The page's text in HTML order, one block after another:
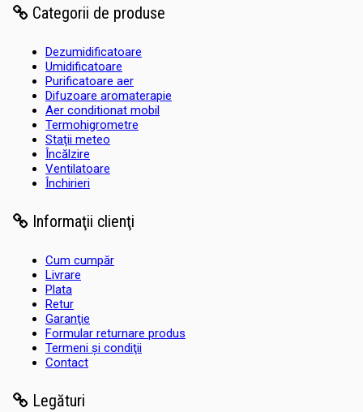
Categorii de produse
Dezumidificatoare
Umidificatoare
Purificatoare aer
Difuzoare aromaterapie
Aer conditionat mobil
Termohigrometre
Staţii meteo
Încălzire
Ventilatoare
Închirieri
Informaţii clienţi
Cum cumpăr
Livrare
Plata
Retur
Garanţie
Formular returnare produs
Termeni şi condiţii
Contact
Legături